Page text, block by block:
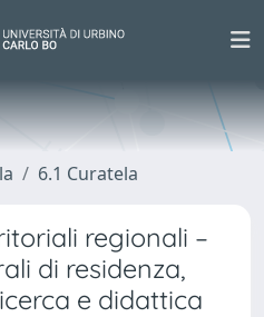
6.1 Curatela
regionali –
di residenza,
e didattica